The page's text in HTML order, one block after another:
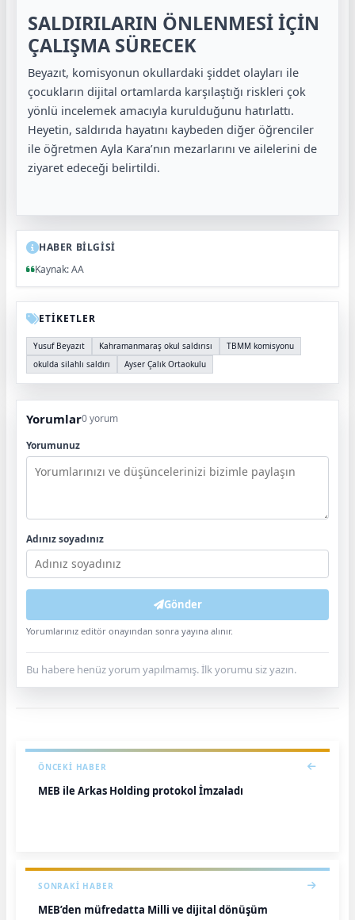
SALDIRILARIN ÖNLENMESİ İÇİN
ÇALIŞMA SÜRECEK
Beyazıt, komisyonun okullardaki şiddet olayları ile
çocukların dijital ortamlarda karşılaştığı riskleri çok
yönlü incelemek amacıyla kurulduğunu hatırlattı.
Heyetin, saldırıda hayatını kaybeden diğer öğrenciler
ile öğretmen Ayla Kara’nın mezarlarını ve ailelerini de
ziyaret edeceği belirtildi.
HABER BİLGİSİ
Kaynak: AA
ETİKETLER
Yusuf Beyazıt Kahramanmaraş okul saldırısı
TBMM komisyonu
okulda silahlı saldırı
Ayser Çalık Ortaokulu
Yorumlar0 yorum
Yorumunuz
Adınız soyadınız
Gönder
Yorumlarınız editör onayından sonra yayına alınır.
Bu habere henüz yorum yapılmamış. İlk yorumu siz yazın.
ÖNCEKI HABER
MEB ile Arkas Holding protokol İmzaladı
SONRAKI HABER
MEB’den müfredatta Milli ve dijital dönüşüm